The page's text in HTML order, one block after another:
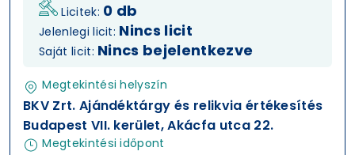
Licitek: 0 db
Jelenlegi licit: Nincs licit
Saját licit: Nincs bejelentkezve
Megtekintési helyszín
BKV Zrt. Ajándéktárgy és relikvia értékesítés
Budapest VII. kerület, Akácfa utca 22.
Megtekintési időpont